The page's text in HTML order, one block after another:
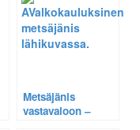
Metsäjänis
vastavaloon –